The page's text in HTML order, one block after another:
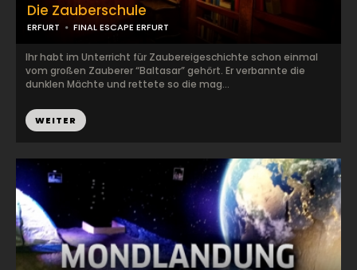
Die Zauberschule
ERFURT FINAL ESCAPE ERFURT
Ihr habt im Unterricht für Zaubereigeschichte schon einmal
vom großen Zauberer “Baltasar” gehört. Er verbannte die
dunklen Mächte und rettete so die mag...
WEITER